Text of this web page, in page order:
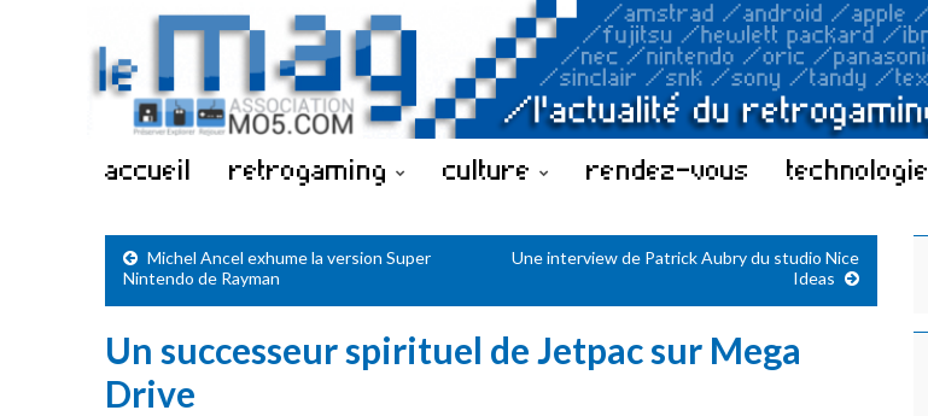
accueil retrogaming culture rendez-vous technologie
Michel Ancel exhume la version Super
Nintendo de Rayman
Une interview de Patrick Aubry du studio Nice
Ideas
Un successeur spirituel de Jetpac sur Mega
Drive